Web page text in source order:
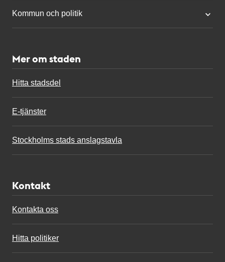
Kommun och politik
Mer om staden
Hitta stadsdel
E-tjänster
Stockholms stads anslagstavla
Kontakt
Kontakta oss
Hitta politiker